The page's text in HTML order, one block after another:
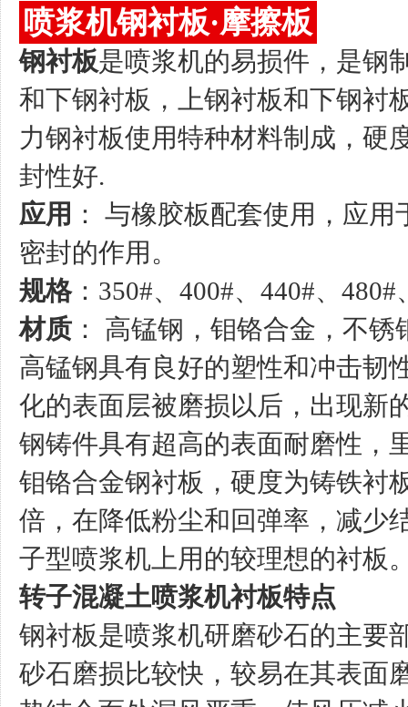
喷浆机钢衬板·摩擦板
钢衬板是喷浆机的易损件，是钢
和下钢衬板，上钢衬板和下钢衬
力钢衬板使用特种材料制成，硬
封性好.
应用 ： 与橡胶板配套使用，应
密封的作用。
规格：350#、400#、440#、480#
材质 ： 高锰钢，钼铬合金，不锈
高锰钢具有良好的塑性和冲击韧
化的表面层被磨损以后，出现新
钢铸件具有超高的表面耐磨性，
钼铬合金钢衬板，硬度为铸铁
倍，在降低粉尘和回弹率，减少
子型喷浆机上用的较理想的衬板
转子混凝土喷浆机衬板特点
钢衬板是喷浆机研磨砂石的主要
砂石磨损比较快，较易在其表面